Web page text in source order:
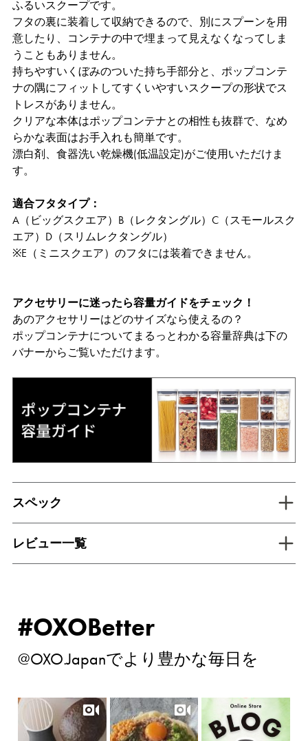
ふるいスクープです。
フタの裏に装着して収納できるので、別にスプーンを用
意したり、コンテナの中で埋まって見えなくなってしま
うこともありません。
持ちやすいくぼみのついた持ち手部分と、ポップコンテ
ナの隅にフィットしてすくいやすいスクープの形状でス
トレスがありません。
クリアな本体はポップコンテナとの相性も抜群で、なめ
らかな表面はお手入れも簡単です。
漂白剤、食器洗い乾燥機(低温設定)がご使用いただけま
す。
適合フタタイプ：
A（ビッグスクエア）B（レクタングル）C（スモールスク
エア）D（スリムレクタングル）
※E（ミニスクエア）のフタには装着できません。
アクセサリーに迷ったら容量ガイドをチェック！
あのアクセサリーはどのサイズなら使えるの？
ポップコンテナについてまるっとわかる容量辞典は下の
バナーからご覧いただけます。
スペック
レビュー一覧tab inactive
#OXOBetter
@OXO.Japanでより豊かな毎日を